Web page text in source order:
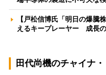
【戸松信博氏「明日の爆騰
えるキープレーヤー 成長
田代尚機のチャイナ